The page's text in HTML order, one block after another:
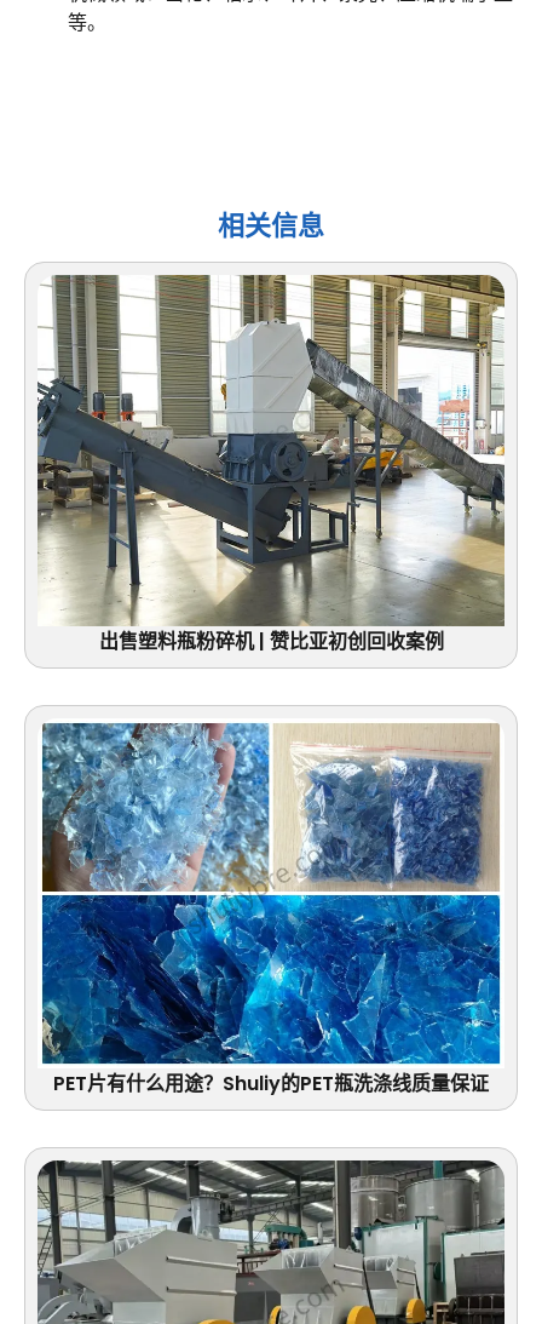
等。
相关信息
出售塑料瓶粉碎机 | 赞比亚初创回收案例
PET片有什么用途？Shuliy的PET瓶洗涤线质量保证